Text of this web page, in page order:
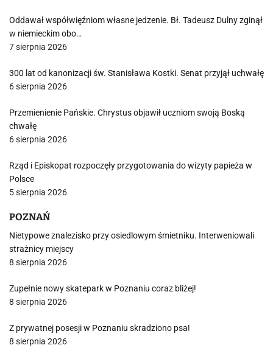
Oddawał współwięźniom własne jedzenie. Bł. Tadeusz Dulny zginął
w niemieckim obo…
7 sierpnia 2026
300 lat od kanonizacji św. Stanisława Kostki. Senat przyjął uchwałę
6 sierpnia 2026
Przemienienie Pańskie. Chrystus objawił uczniom swoją Boską
chwałę
6 sierpnia 2026
Rząd i Episkopat rozpoczęły przygotowania do wizyty papieża w
Polsce
5 sierpnia 2026
POZNAŃ
Nietypowe znalezisko przy osiedlowym śmietniku. Interweniowali
strażnicy miejscy
8 sierpnia 2026
Zupełnie nowy skatepark w Poznaniu coraz bliżej!
8 sierpnia 2026
Z prywatnej posesji w Poznaniu skradziono psa!
8 sierpnia 2026